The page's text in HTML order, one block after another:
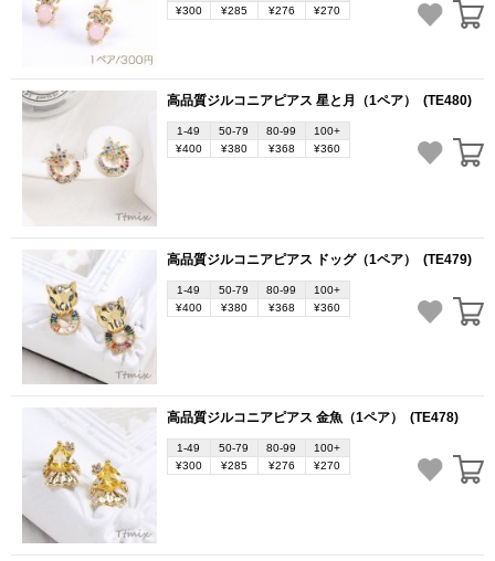
¥300
¥285 ¥276 ¥270
高品質ジルコニアピアス 星と月（1ペア） (TE480)
1-49 50-79 80-99
100+
¥400
¥380 ¥368 ¥360
高品質ジルコニアピアス ドッグ（1ペア） (TE479)
1-49 50-79 80-99
100+
¥400
¥380 ¥368 ¥360
高品質ジルコニアピアス 金魚（1ペア） (TE478)
1-49 50-79 80-99
100+
¥300
¥285 ¥276 ¥270